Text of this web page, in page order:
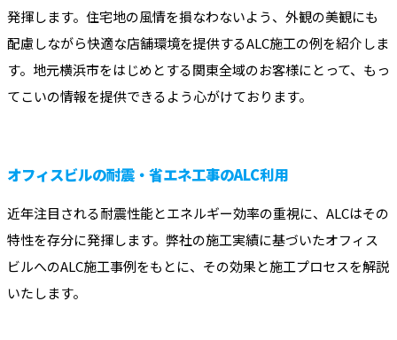
発揮します。住宅地の風情を損なわないよう、外観の美観にも
配慮しながら快適な店舗環境を提供するALC施工の例を紹介しま
す。地元横浜市をはじめとする関東全域のお客様にとって、もっ
てこいの情報を提供できるよう心がけております。
オフィスビルの耐震・省エネ工事のALC利用
近年注目される耐震性能とエネルギー効率の重視に、ALCはその
特性を存分に発揮します。弊社の施工実績に基づいたオフィス
ビルへのALC施工事例をもとに、その効果と施工プロセスを解説
いたします。